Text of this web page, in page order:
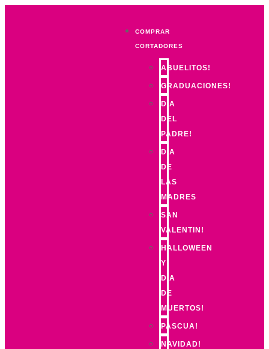
COMPRAR
CORTADORES
ABUELITOS!
GRADUACIONES!
DIA
DEL
PADRE!
DIA
DE
LAS
MADRES
SAN
VALENTIN!
HALLOWEEN
Y
DIA
DE
MUERTOS!
PASCUA!
NAVIDAD!